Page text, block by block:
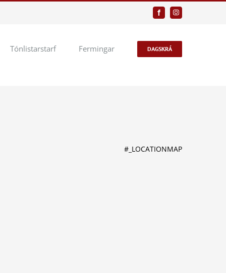
FacebookInstagram
Tónlistarstarf Fermingar DAGSKRÁ
#_LOCATIONMAP